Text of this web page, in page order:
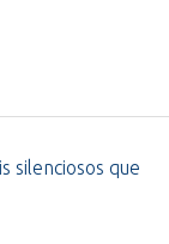
silenciosos que